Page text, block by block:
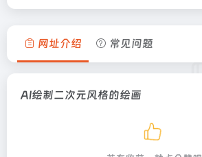
网址介绍 常见问题
AI绘制二次元风格的绘画